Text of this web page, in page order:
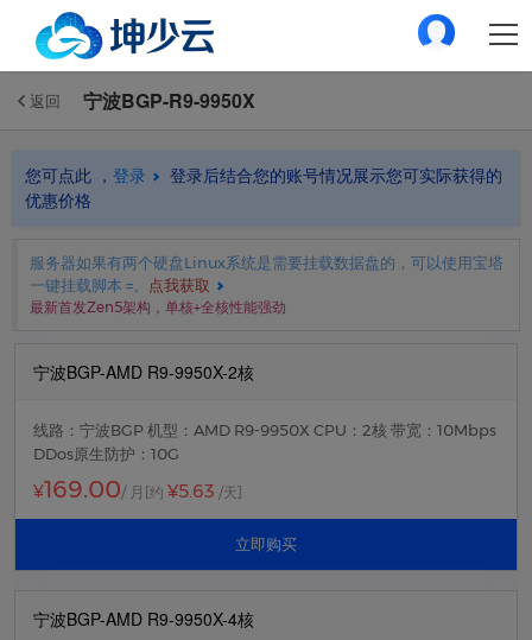
返回 宁波BGP-R9-9950X
您可点此 ， 登录
登录后结合您的账号情况展示您可实际获得的
优惠价格
服务器如果有两个硬盘Linux系统是需要挂载数据盘的，可以使用宝塔
一键挂载脚本 =。
点我获取
最新首发Zen5架构，单核+全核性能强劲
宁波BGP-AMD R9-9950X-2核
线路：宁波BGP 机型：AMD R9-9950X CPU：2核 带宽：10Mbps
DDos原生防护：10G
¥169.00/ 月 [约 ¥5.63 /天]
立即购买
宁波BGP-AMD R9-9950X-4核